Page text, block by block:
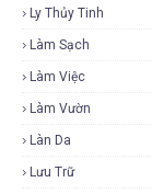
Ly Thủy Tinh
Làm Sạch
Làm Việc
Làm Vườn
Làn Da
Lưu Trữ